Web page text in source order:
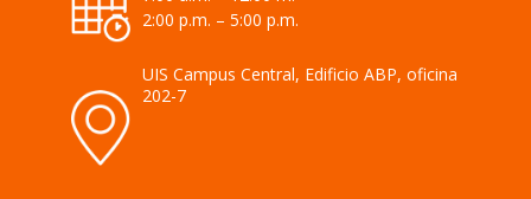
2:00 p.m. – 5:00 p.m.
UIS Campus Central, Edificio ABP, oficina
202-7